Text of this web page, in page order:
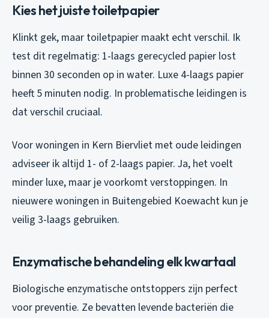
Kies het juiste toiletpapier
Klinkt gek, maar toiletpapier maakt echt verschil. Ik
test dit regelmatig: 1-laags gerecycled papier lost
binnen 30 seconden op in water. Luxe 4-laags papier
heeft 5 minuten nodig. In problematische leidingen is
dat verschil cruciaal.
Voor woningen in Kern Biervliet met oude leidingen
adviseer ik altijd 1- of 2-laags papier. Ja, het voelt
minder luxe, maar je voorkomt verstoppingen. In
nieuwere woningen in Buitengebied Koewacht kun je
veilig 3-laags gebruiken.
Enzymatische behandeling elk kwartaal
Biologische enzymatische ontstoppers zijn perfect
voor preventie. Ze bevatten levende bacteriën die